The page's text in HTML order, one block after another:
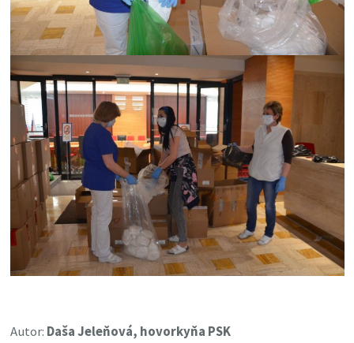
Autor: Daša Jeleňová, hovorkyňa PSK